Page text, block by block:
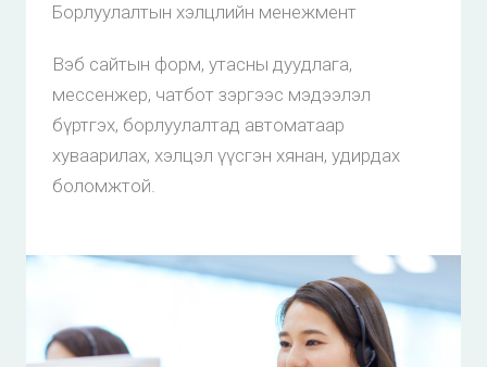
Борлуулалтын хэлцлийн менежмент
Вэб сайтын форм, утасны дуудлага,
мессенжер, чатбот зэргээс мэдээлэл
бүртгэх, борлуулалтад автоматаар
хуваарилах, хэлцэл үүсгэн хянан, удирдах
боломжтой.